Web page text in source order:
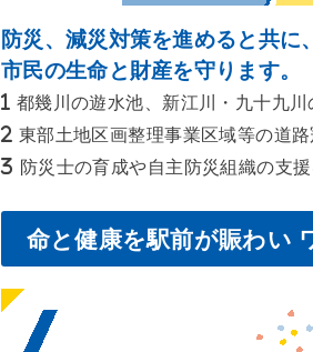
防災、減災対策を進めると共に
市民の生命と財産を守ります。
都幾川の遊水池、新江川・九十九川
東部土地区画整理事業区域等の道路
防災士の育成や自主防災組織の支
命と健康を駅前が賑わい